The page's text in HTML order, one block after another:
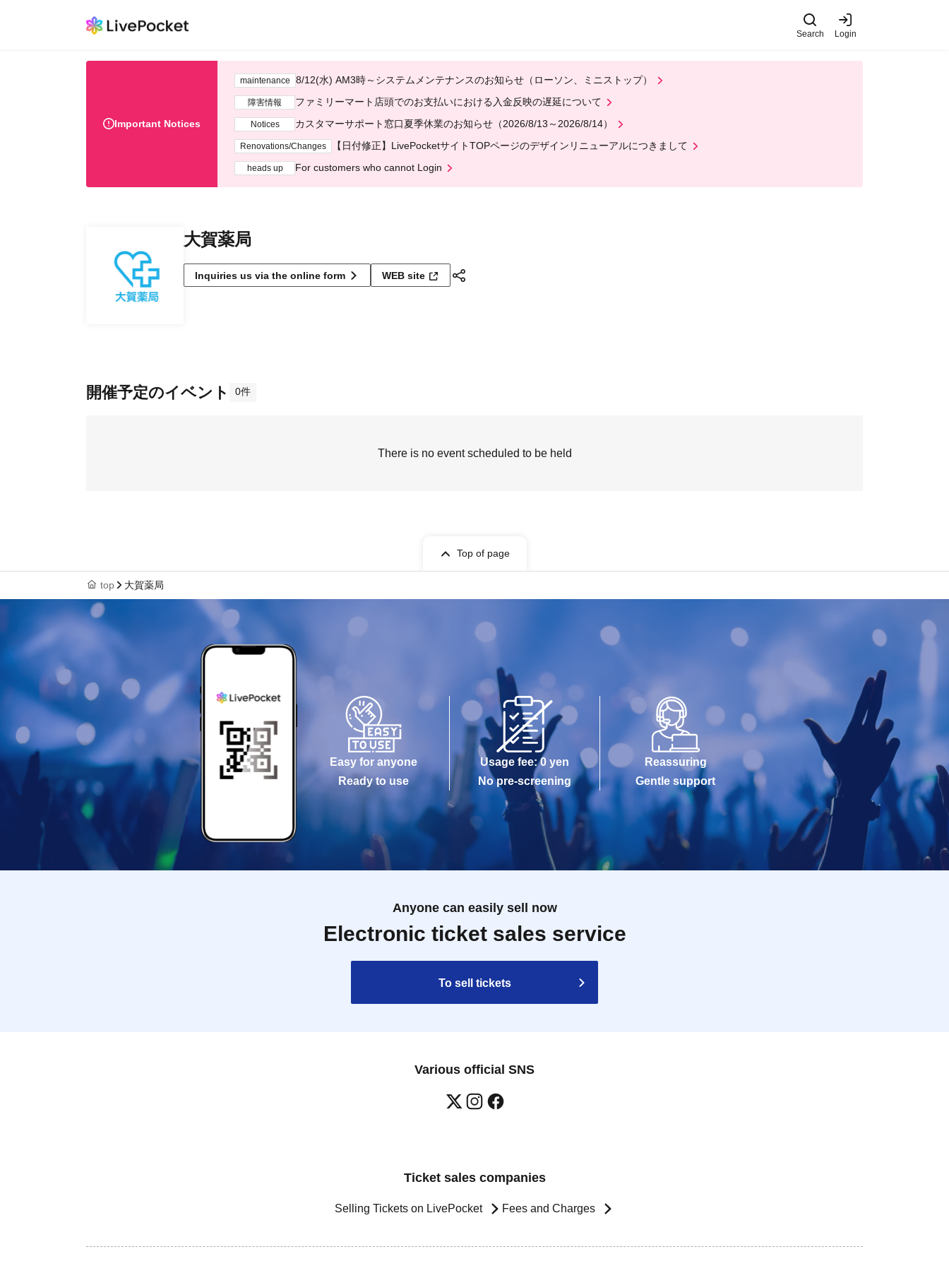
Search Login
Important Notices
maintenance 8/12(水) AM3時～システムメンテナンスのお知らせ（ローソン、ミニストップ）
障害情報 ファミリーマート店頭でのお支払いにおける入金反映の遅延について
Notices カスタマーサポート窓口夏季休業のお知らせ（2026/8/13～2026/8/14）
Renovations/Changes 【日付修正】LivePocketサイトTOPページのデザインリニューアルにつきまして
heads up For customers who cannot Login
大賀薬局
Inquiries us via the online form WEB site
開催予定のイベント 0件
There is no event scheduled to be held
Top of page
top 大賀薬局
Easy for anyone
Ready to use
Usage fee: 0 yen
No pre-screening
Reassuring
Gentle support
Anyone can easily sell now
Electronic ticket sales service
To sell tickets
Various official SNS
Ticket sales companies
Selling Tickets on LivePocket Fees and Charges